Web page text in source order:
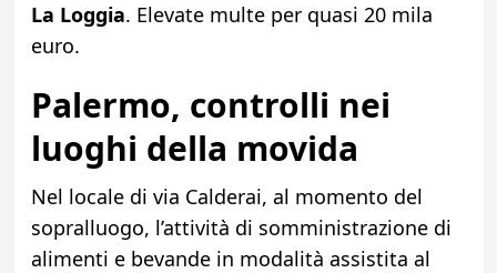
La Loggia. Elevate multe per quasi 20 mila
euro.
Palermo, controlli nei
luoghi della movida
Nel locale di via Calderai, al momento del
sopralluogo, l’attività di somministrazione di
alimenti e bevande in modalità assistita al